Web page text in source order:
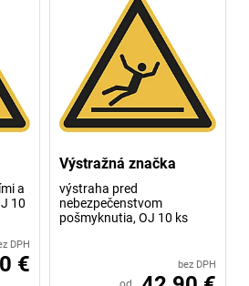
a
10
DPH
€
Výstražná značka
výstraha pred
nebezpečenstvom
pošmyknutia, OJ 10 ks
bez DPH